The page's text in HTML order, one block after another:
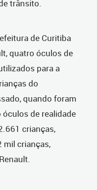
trânsito.
de Curitiba
quatro óculos de
para a
do
quando foram
de realidade
crianças,
mil crianças,